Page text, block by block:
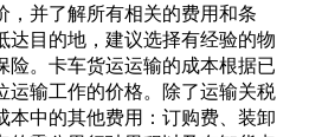
，并了解所有相关的费用和条
达目的地，建议选择有经验的物
险。卡车货运运输的成本根据已
输工作的价格。除了运输关税
本中的其他费用：订购费、装卸